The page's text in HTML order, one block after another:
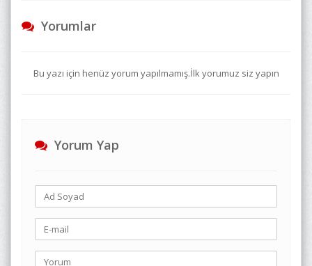
Yorumlar
Bu yazı için henüz yorum yapılmamış.İlk yorumuz siz yapın
Yorum Yap